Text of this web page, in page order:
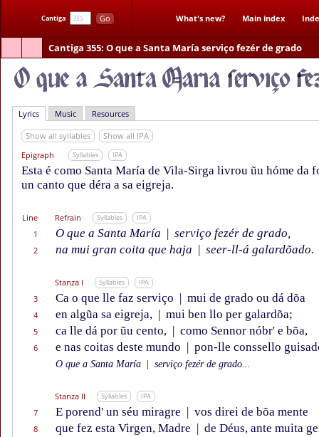
Cantiga Go What's new? Main index
Cantiga 355: O que a Santa María serviço fezér de grado
Lyrics Music Resources
Show all syllables
Show all IPA
Epigraph
Syllables IPA
Esta é como Santa María de Vila-Sirga livrou ũu hóme da
un canto que déra a sa eigreja.
Line Refrain Syllables IPA
1 O que a Santa María | serviço fezér de grado,
2 na mui gran coita que haja | seer-ll-á galardõado.
Stanza I Syllables IPA
3 Ca o que lle faz serviço | mui de grado ou dá dõa
4 en algũa sa eigreja, | mui ben llo per galardõa;
5 ca lle dá por ũu cento, | como Sennor nóbr' e bõa,
6 e nas coitas deste mundo | pon-lle conssello
O que a Santa María serviço fezér de grado...
Stanza II Syllables IPA
7 E porend' un séu miragre | vos direi de bõa mente
8 que fez esta Virgen, Madre | de Déus, ante muita